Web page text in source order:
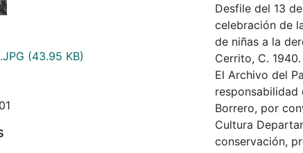
(43.95 KB)
Desfile del 13
celebración de
de niñas a la
Cerrito, C. 1940.
El Archivo del
responsabilidad
Borrero, por
Cultura
conservación,